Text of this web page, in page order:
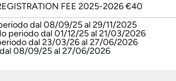
FEE 2025-2026 €40
dal 08/09/25 al 29/11/2025
periodo dal 01/12/25 al 21/03/2026
dal 23/03/26 al 27/06/2026
08/09/25 al 27/06/2026